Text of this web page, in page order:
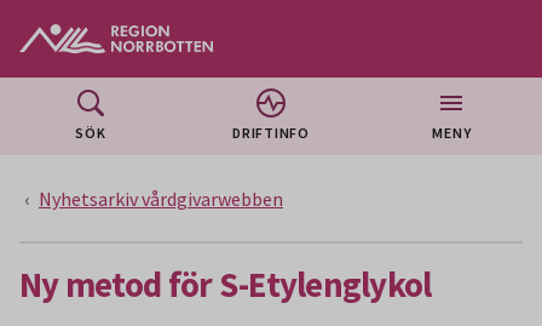
SÖK DRIFTINFO MENY
Nyhetsarkiv vårdgivarwebben
Ny metod för S-Etylenglykol